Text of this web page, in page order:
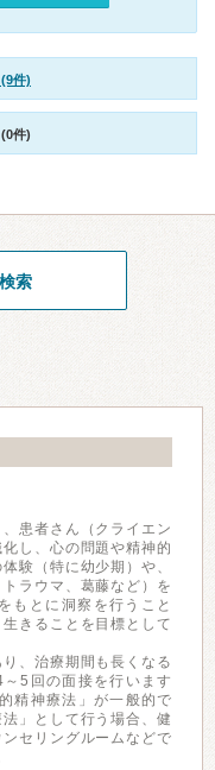
件)
件)
索
患者さん（クライエン
し、心の問題や精神的
験（特に幼少期）や、
ラウマ、葛藤など）を
もとに洞察を行うこと
きることを目標として
、治療期間も長くなる
5回の面接を行います
精神療法」が一般的で
」として行う場合、健
セリングルームなどで